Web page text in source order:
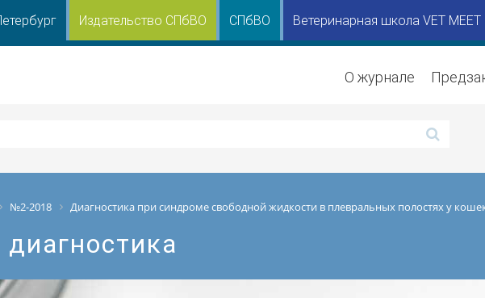
Издательство СПбВО СПбВО Ветеринарная школа VET MEET
О журнале
№2-2018 Диагностика при синдроме свободной жидкости в плевральных полостях у